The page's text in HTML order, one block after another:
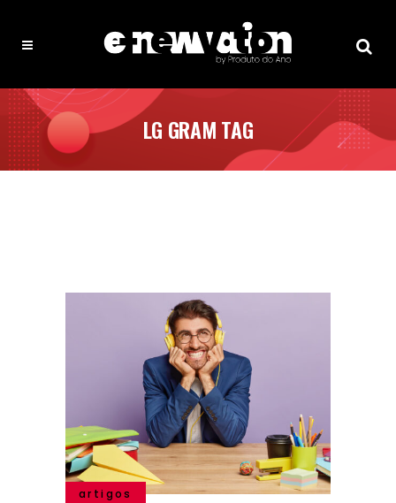
LG GRAM TAG
artigos